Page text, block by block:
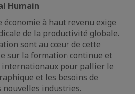
Humain
à haut revenu exige
de la productivité globale.
sont au cœur de cette
sur la formation continue et
pour pallier le
et les besoins de
nouvelles industries.